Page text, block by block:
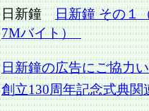
日新鐘日新鐘 その１
7Mバイト）
日新鐘の広告にご協力
創立130周年記念式典関